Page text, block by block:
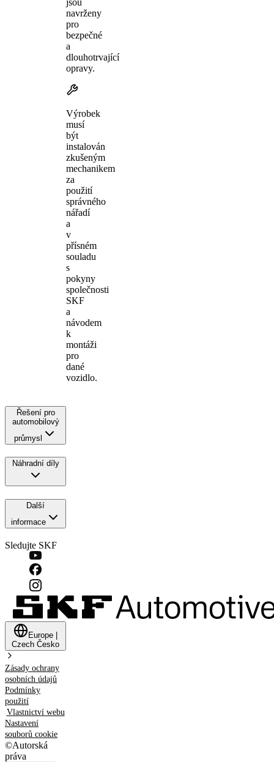
navrženy
pro
bezpečné
a
dlouhotrvající
opravy.
Výrobek
musí
být
instalován
zkušeným
mechanikem
za
použití
správného
nářadí
a
v
přísném
souladu
s
pokyny
společnosti
SKF
a
návodem
k
montáži
pro
dané
vozidlo.
Řešení pro
automobilový
průmysl
Náhradní díly
Další
informace
Sledujte SKF
Europe
Czech Česko
Zásady ochrany
osobních údajů
Podmínky
použití
Vlastnictví webu
Nastavení
souborů cookie
©Autorská
práva